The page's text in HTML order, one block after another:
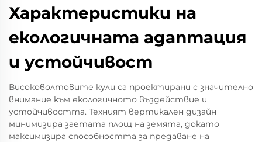
Характеристики на
екологичната адаптация
и устойчивост
Високоволтовите кули са проектирани с значително
внимание към екологичното въздействие и
устойчивостта. Техният вертикален дизайн
минимизира заетата площ на земята, докато
максимизира способността за предаване на